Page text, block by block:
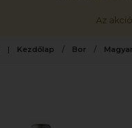
Az
Kezdőlap Bor